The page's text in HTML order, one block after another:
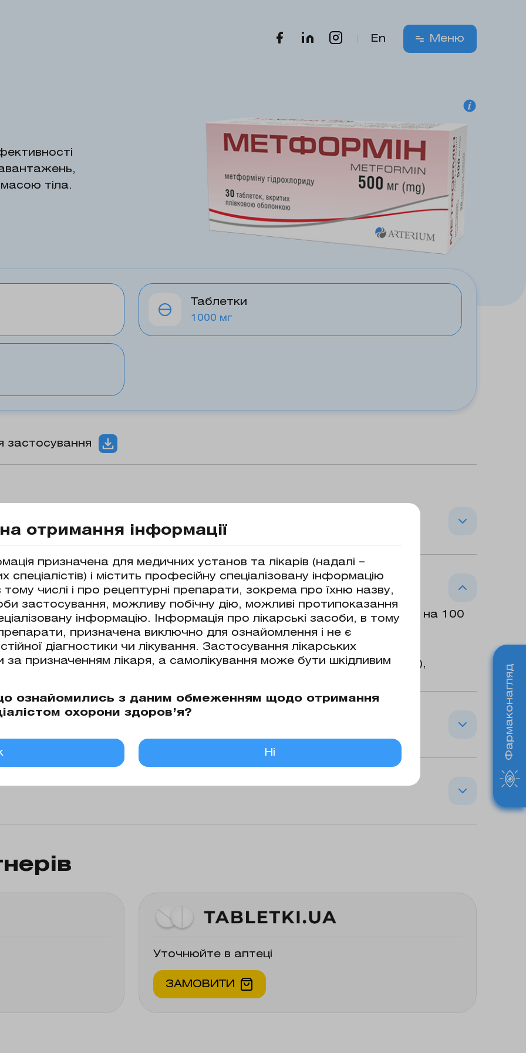
En Меню
тіла.
Таблетки
1000 мг
застосування
дієтотерапії та режиму фізичних навантажень, особливо у
монотерапія або у складі комбінованої терапії сумісно з іншими
чи сумісно з інсуліном для лікування дорослих; – як монотерапія або у
для лікування дітей віком від 10 років та підлітків. Для зменшення
пацієнтів з цукровим діабетом 2-го типу і надлишковою масою тіла як
дієтотерапії.
1 таблетка містить метформіну гідрохлориду в перерахуванні на 100
допоміжні речовини: таблетки по 500 мг або 850 мг: натрію
кукурудзяний, магнію стеарат, кремнію діоксид колоїдний
гіпромелоза, поліетиленгліколь 6000, тальк, титану діоксид (Е171),
повідон, магнію стеарат; cклад плівкової оболонки: гіпромелоза,
400.
група
і метаболізм. Антидіабетичні препарати. Пероральні гіпоглікемічні
Код АТХ А10В А02.
(швидкість клубочкової фільтрації (ШКФ) < 30 мл/хв); – гострі стани, що
хвороби): декомпенсована серцева недостатність, дихальна
інфаркт міокарда, шок; – печінкова недостатність, гостре отруєння
Уточнюйте в аптеці
ЗАМОВИТИ
отримання інформації
призначена для медичних установ та лікарів (надалі –
і містить професійну спеціалізовану інформацію
тому числі і про рецептурні препарати, зокрема про їхню назву,
застосування, можливу побічну дію, можливі протипоказання
інформацію. Інформація про лікарські засоби, в тому
препарати, призначена виключно для ознайомлення і не є
діагностики чи лікування. Застосування лікарських
за призначенням лікаря, а самолікування може бути шкідливим
ознайомились з даним обмеженням щодо отримання
охорони здоров’я?
Ні Фармаконагляд